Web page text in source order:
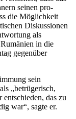
seinen pro-
die Möglichkeit
Diskussionen
als
in die
gegenüber
sein
„betrügerisch,
das zu
war“, sagte er.